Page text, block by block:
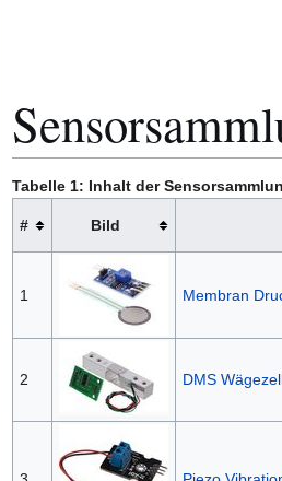
Tabelle 1: Inhalt der
# Bild
1 Membran
2 DMS